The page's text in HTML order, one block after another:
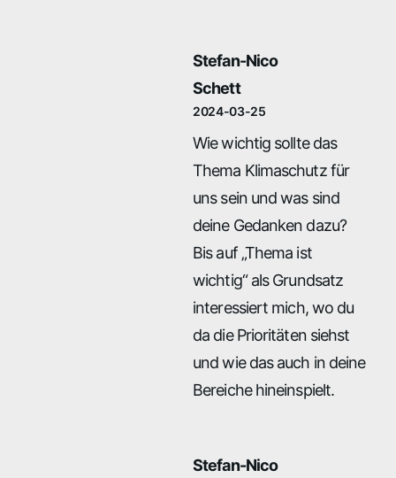
Stefan-Nico
Schett
2024-03-25
Wie wichtig sollte das
Thema Klimaschutz für
uns sein und was sind
deine Gedanken dazu?
Bis auf „Thema ist
wichtig“ als Grundsatz
interessiert mich, wo du
da die Prioritäten siehst
und wie das auch in deine
Bereiche hineinspielt.
Stefan-Nico